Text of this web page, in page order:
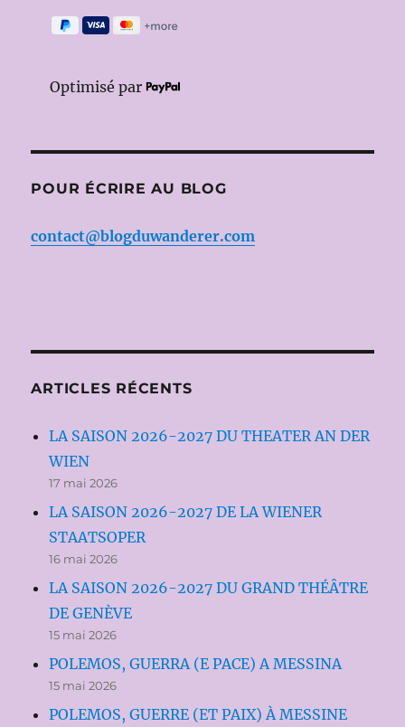
Optimisé par
POUR ÉCRIRE AU BLOG
contact@blogduwanderer.com
ARTICLES RÉCENTS
LA SAISON 2026-2027 DU THEATER AN DER
WIEN
17 mai 2026
LA SAISON 2026-2027 DE LA WIENER
STAATSOPER
16 mai 2026
LA SAISON 2026-2027 DU GRAND THÉÂTRE
DE GENÈVE
15 mai 2026
POLEMOS, GUERRA (E PACE) A MESSINA
15 mai 2026
POLEMOS, GUERRE (ET PAIX) À MESSINE